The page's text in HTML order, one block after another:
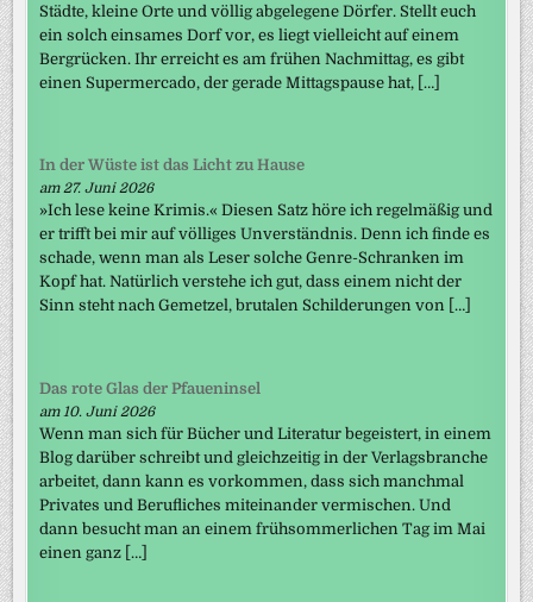
Städte, kleine Orte und völlig abgelegene Dörfer. Stellt euch
ein solch einsames Dorf vor, es liegt vielleicht auf einem
Bergrücken. Ihr erreicht es am frühen Nachmittag, es gibt
einen Supermercado, der gerade Mittagspause hat, […]
In der Wüste ist das Licht zu Hause
am 27. Juni 2026
»Ich lese keine Krimis.« Diesen Satz höre ich regelmäßig und
er trifft bei mir auf völliges Unverständnis. Denn ich finde es
schade, wenn man als Leser solche Genre-Schranken im
Kopf hat. Natürlich verstehe ich gut, dass einem nicht der
Sinn steht nach Gemetzel, brutalen Schilderungen von […]
Das rote Glas der Pfaueninsel
am 10. Juni 2026
Wenn man sich für Bücher und Literatur begeistert, in einem
Blog darüber schreibt und gleichzeitig in der Verlagsbranche
arbeitet, dann kann es vorkommen, dass sich manchmal
Privates und Berufliches miteinander vermischen. Und
dann besucht man an einem frühsommerlichen Tag im Mai
einen ganz […]